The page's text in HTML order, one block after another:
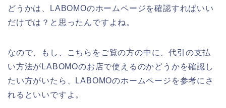
どうかは、LABOMOのホームページを確認すればいい
だけでは？と思ったんですよね。
なので、もし、こちらをご覧の方の中に、代引の支払
い方法がLABOMOのお店で使えるのかどうかを確認し
たい方がいたら、LABOMOのホームページを参考にさ
れるといいですよ。